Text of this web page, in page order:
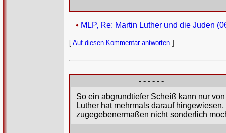
MLP, Re: Martin Luther und die Juden
[ Auf diesen Kommentar antworten ]
- - - - - -
So ein abgrundtiefer Scheiß kann nur
Luther hat mehrmals darauf
zugegebenermaßen nicht sonderlich